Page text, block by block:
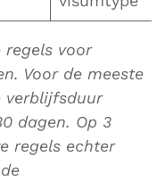
voor
Voor de meeste
verblijfsduur
dagen. Op 3
regels echter